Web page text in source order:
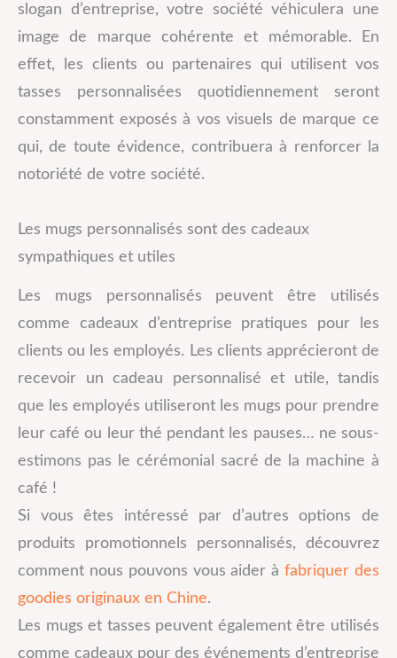
slogan d’entreprise, votre société véhiculera une
image de marque cohérente et mémorable. En
effet, les clients ou partenaires qui utilisent vos
tasses personnalisées quotidiennement seront
constamment exposés à vos visuels de marque ce
qui, de toute évidence, contribuera à renforcer la
notoriété de votre société.
Les mugs personnalisés sont des cadeaux
sympathiques et utiles
Les mugs personnalisés peuvent être utilisés
comme cadeaux d’entreprise pratiques pour les
clients ou les employés. Les clients apprécieront de
recevoir un cadeau personnalisé et utile, tandis
que les employés utiliseront les mugs pour prendre
leur café ou leur thé pendant les pauses… ne sous-
estimons pas le cérémonial sacré de la machine à
café !
Si vous êtes intéressé par d’autres options de
produits promotionnels personnalisés, découvrez
comment nous pouvons vous aider àfabriquer des
goodies originaux en Chine.
Les mugs et tasses peuvent également être utilisés
comme cadeaux pour des événements d’entreprise